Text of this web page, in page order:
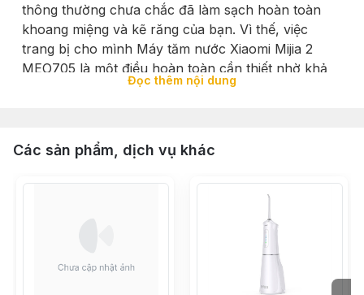
thông thường chưa chắc đã làm sạch hoàn toàn
khoang miệng và kẽ răng của bạn. Vì thế, việc
trang bị cho mình Máy tăm nước Xiaomi Mijia 2
MEO705 là một điều hoàn toàn cần thiết nhờ khả
năng làm sạch mảng bám tới 99,6% và mang tới
Các ưu điểm của Máy tăm nước
Sử dụng công nghệ tạo bong bóng Micron
Làm sạch răng mạnh mẽ, bảo vệ nướu thoải mái.
Bình chứa nước dung tích lớn 200mL có thể
tháo lắp nhanh chóng.
Đọc thêm nội dung
Các sản phẩm, dịch vụ khác